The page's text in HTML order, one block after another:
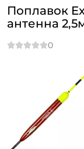
Поплавок
антенна